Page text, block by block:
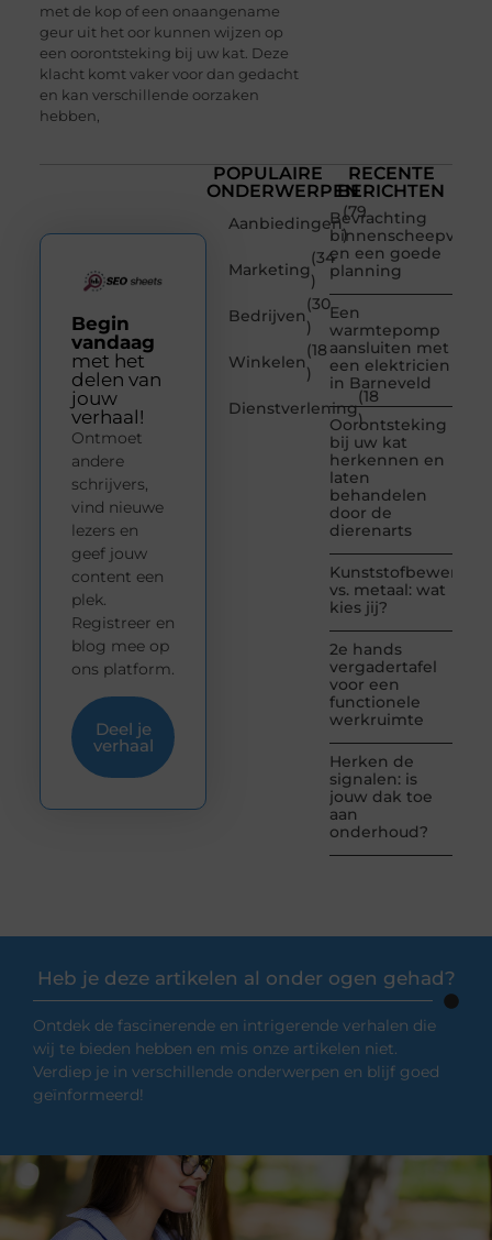
met de kop of een onaangename
geur uit het oor kunnen wijzen op
een oorontsteking bij uw kat. Deze
klacht komt vaker voor dan gedacht
en kan verschillende oorzaken
hebben,
POPULAIRE
ONDERWERPEN
Aanbiedingen
(79
)
Marketing
(34
)
Bedrijven
(30
)
Winkelen
(18
)
Dienstverlening
(18
)
RECENTE
BERICHTEN
Bevrachting
binnenscheepvaart
en een goede
planning
Een
warmtepomp
aansluiten met
een elektricien
in Barneveld
Oorontsteking
bij uw kat
herkennen en
laten
behandelen
door de
dierenarts
vs. metaal: wat
kies jij?
2e hands
vergadertafel
voor een
functionele
werkruimte
Herken de
signalen: is
jouw dak toe
aan
onderhoud?
Begin
vandaag
met het
delen van
jouw
verhaal!
Ontmoet
andere
schrijvers,
vind nieuwe
lezers en
geef jouw
content een
plek.
Registreer en
blog mee op
ons platform.
Deel je
verhaal
Heb je deze artikelen al onder ogen gehad?
Ontdek de fascinerende en intrigerende verhalen die
wij te bieden hebben en mis onze artikelen niet.
Verdiep je in verschillende onderwerpen en blijf goed
geïnformeerd!